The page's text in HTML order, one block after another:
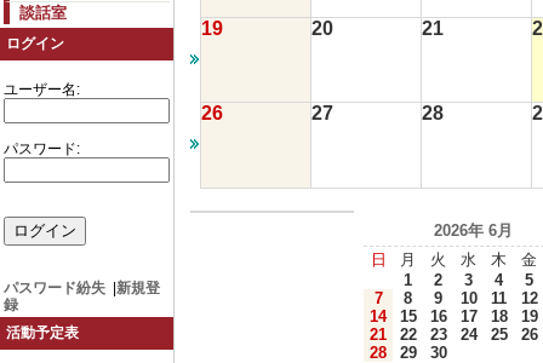
談話室
ログイン
ユーザー名:
パスワード:
パスワード紛失
新規登
録
活動予定表
19 20 21
26 27 28
2026年 6月
日
月 火 水 木
金
1
2 3 4
5
7
8 9 10 11
12
14
15 16 17 18
19
21
22 23 24 25
26
28
29 30